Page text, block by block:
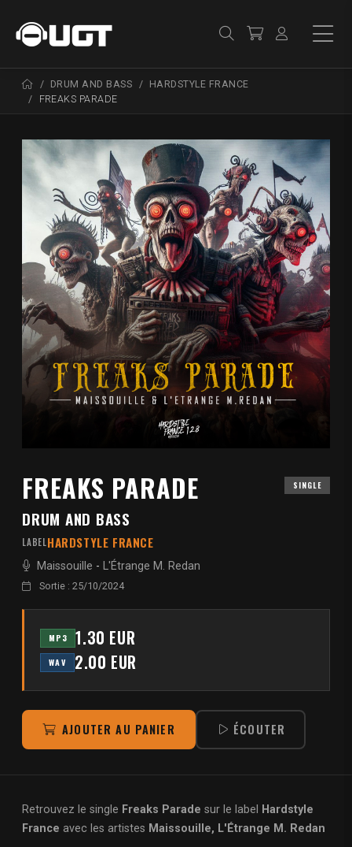
DRUM AND BASS
HARDSTYLE FRANCE
FREAKS PARADE
FREAKS PARADE SINGLE
DRUM AND BASS
LABELHARDSTYLE FRANCE
Maissouille - L'Étrange M. Redan
Sortie : 25/10/2024
MP3 1.30 EUR
WAV 2.00 EUR
AJOUTER AU PANIER ÉCOUTER
Retrouvez le single Freaks Parade sur le label
Hardstyle
France avec les artistes Maissouille, L'Étrange M. Redan